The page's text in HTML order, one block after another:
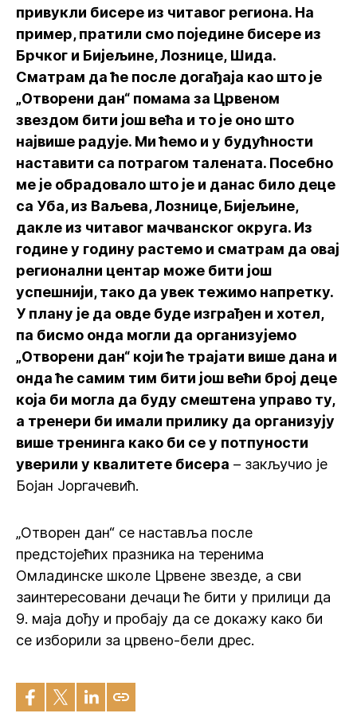
привукли бисере из читавог региона. На
пример, пратили смо поједине бисере из
Брчког и Бијељине, Лознице, Шида.
Сматрам да ће после догађаја као што је
„Отворени дан“ помама за Црвеном
звездом бити још већа и то је оно што
највише радује. Ми ћемо и у будућности
наставити са потрагом талената. Посебно
ме је обрадовало што је и данас било деце
са Уба, из Ваљева, Лознице, Бијељине,
дакле из читавог мачванског округа. Из
године у годину растемо и сматрам да овај
регионални центар може бити још
успешнији, тако да увек тежимо напретку.
У плану је да овде буде изграђен и хотел,
па бисмо онда могли да организујемо
„Отворени дан“ који ће трајати више дана и
онда ће самим тим бити још већи број деце
која би могла да буду смештена управо ту,
а тренери би имали прилику да организују
више тренинга како би се у потпуности
уверили у квалитете бисера – закључио је
Бојан Јоргачевић.
„Отворен дан“ се наставља после
предстојећих празника на теренима
Омладинске школе Црвене звезде, а сви
заинтересовани дечаци ће бити у прилици да
9. маја дођу и пробају да се докажу како би
се изборили за црвено-бели дрес.